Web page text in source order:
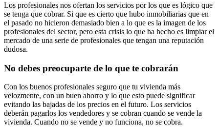
Los profesionales nos ofertan los servicios por los que es lógico que
se tenga que cobrar. Si que es cierto que hubo inmobiliarias que en
el pasado no hicieron demasiado bien a lo que es la imagen de los
profesionales del sector, pero esta crisis lo que ha hecho es limpiar el
mercado de una serie de profesionales que tengan una reputación
dudosa.
No debes preocuparte de lo que te cobrarán
Con los buenos profesionales seguro que tu vivienda más
velozmente, con un buen ahorro y lo que esto puede significar
evitando las bajadas de los precios en el futuro. Los servicios
deberán pagarlos los vendedores y se cobran cuando se vende la
vivienda. Cuando no se vende y no funciona, no se cobra.